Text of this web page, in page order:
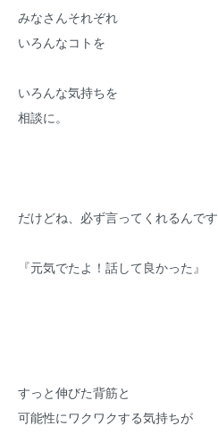
みなさんそれぞれ
いろんなコトを
いろんな気持ちを
相談に。
だけどね、必ず言ってくれるんです
『元気でたよ！話して良かった』
すっと伸びた背筋と
可能性にワクワクする気持ちが